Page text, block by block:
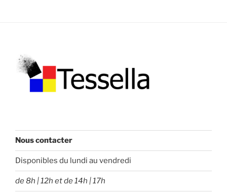
Nous contacter
Disponibles du lundi au vendredi
de 8h | 12h et de 14h | 17h